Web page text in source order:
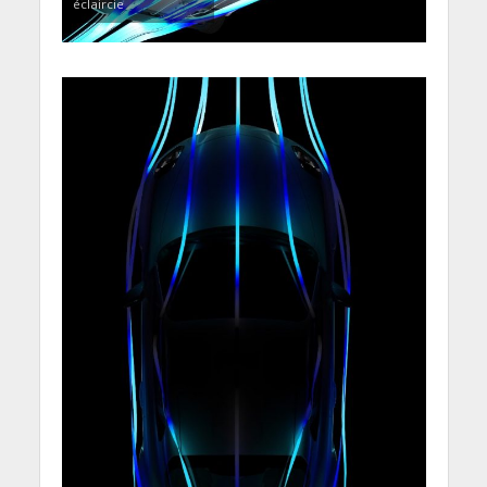
éclaircie